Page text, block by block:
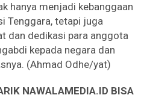
hanya menjadi kebanggaan
Tenggara, tetapi juga
dan dedikasi para anggota
kepada negara dan
(Ahmad Odhe/yat)
NAWALAMEDIA.ID BISA